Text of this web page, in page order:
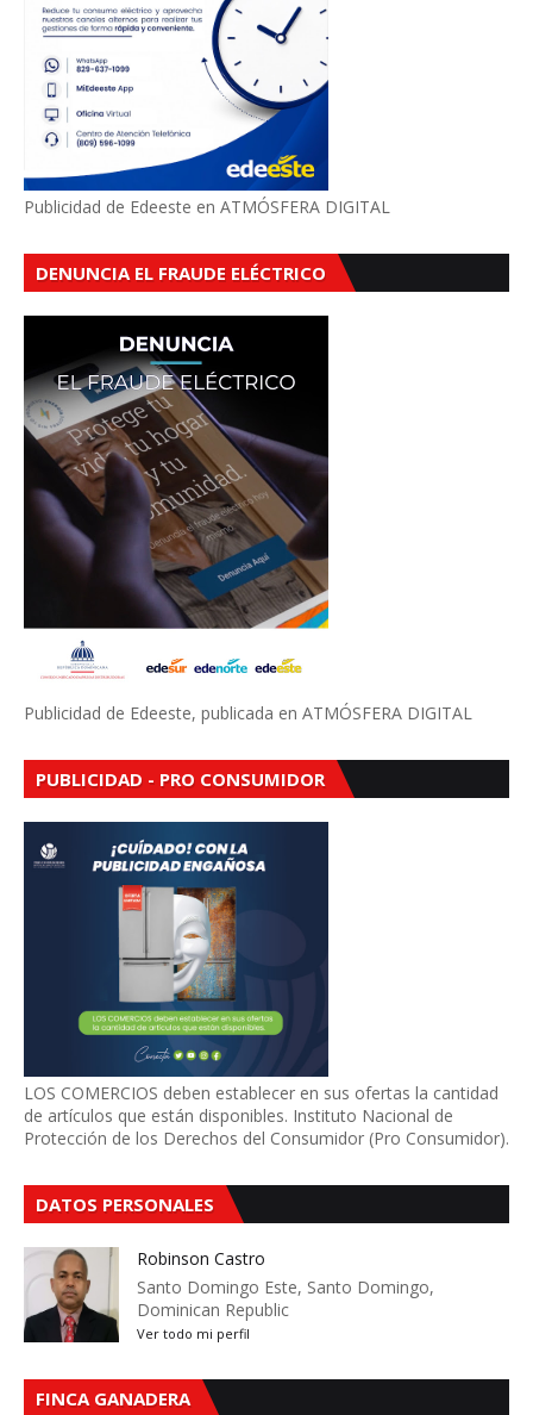
Publicidad de Edeeste en ATMÓSFERA DIGITAL
DENUNCIA EL FRAUDE ELÉCTRICO
Publicidad de Edeeste, publicada en ATMÓSFERA DIGITAL
PUBLICIDAD - PRO CONSUMIDOR
LOS COMERCIOS deben establecer en sus ofertas la cantidad
de artículos que están disponibles. Instituto Nacional de
Protección de los Derechos del Consumidor (Pro Consumidor).
DATOS PERSONALES
Robinson Castro
Santo Domingo Este, Santo Domingo,
Dominican Republic
Ver todo mi perfil
FINCA GANADERA